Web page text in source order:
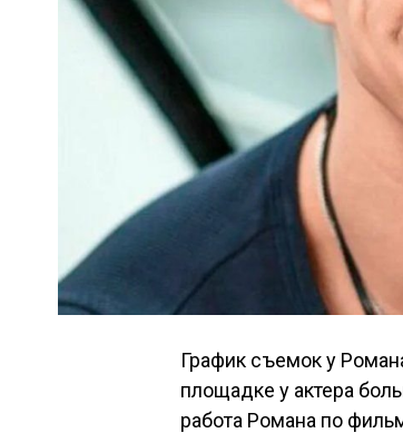
График съемок у
площадке у актера
работа Романа по